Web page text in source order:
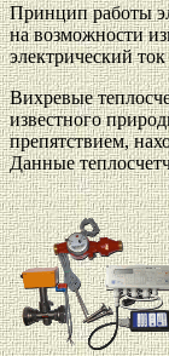
Принцип работы
на возможности
электрический
Вихревые
известного
препятствием,
Данные